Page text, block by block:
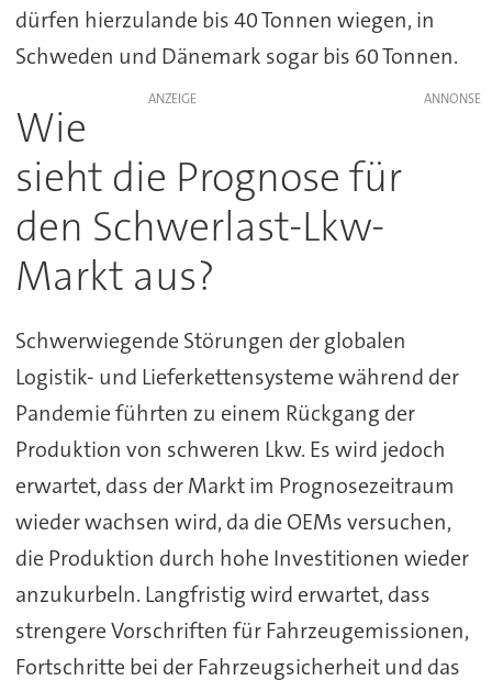
dürfen hierzulande bis 40 Tonnen wiegen, in
Schweden und Dänemark sogar bis 60 Tonnen.
ANZEIGE
Wie
sieht die Prognose für
den Schwerlast-Lkw-
Markt aus?
Schwerwiegende Störungen der globalen
Logistik- und Lieferkettensysteme während der
Pandemie führten zu einem Rückgang der
Produktion von schweren Lkw. Es wird jedoch
erwartet, dass der Markt im Prognosezeitraum
wieder wachsen wird, da die OEMs versuchen,
die Produktion durch hohe Investitionen wieder
anzukurbeln. Langfristig wird erwartet, dass
strengere Vorschriften für Fahrzeugemissionen,
Fortschritte bei der Fahrzeugsicherheit und das